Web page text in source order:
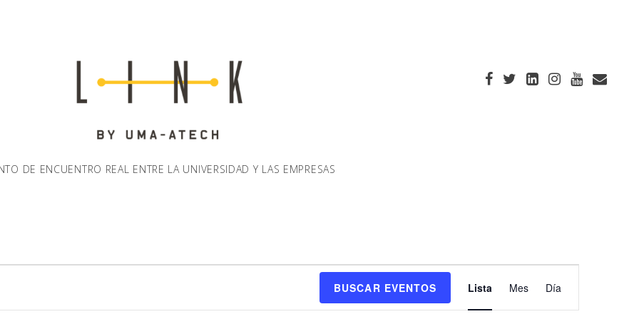
DE ENCUENTRO REAL ENTRE LA UNIVERSIDAD Y LAS EMPRESAS
BUSCAR EVENTOS
Navegación
de
Lista Mes Día